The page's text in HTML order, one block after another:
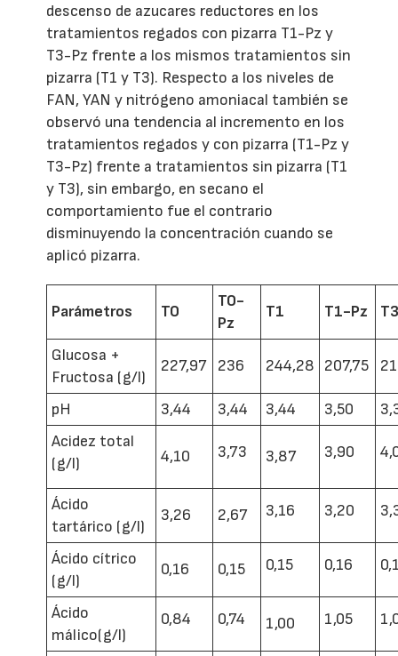
descenso de azucares reductores en los
tratamientos regados con pizarra T1-Pz y
T3-Pz frente a los mismos tratamientos sin
pizarra (T1 y T3). Respecto a los niveles de
FAN, YAN y nitrógeno amoniacal también se
observó una tendencia al incremento en los
tratamientos regados y con pizarra (T1-Pz y
T3-Pz) frente a tratamientos sin pizarra (T1
y T3), sin embargo, en secano el
comportamiento fue el contrario
disminuyendo la concentración cuando se
aplicó pizarra.
Parámetros T0
T0-
Pz
T1 T1-Pz
Glucosa +
Fructosa (g/l)
227,97 236 244,28 207,75
pH 3,44 3,44 3,44 3,50
Acidez total
(g/l)
4,10 3,73 3,87 3,90
Ácido
tartárico (g/l)
3,26 2,67 3,16 3,20
Ácido cítrico
(g/l)
0,16 0,15 0,15 0,16
Ácido
málico(g/l)
0,84 0,74 1,00 1,05